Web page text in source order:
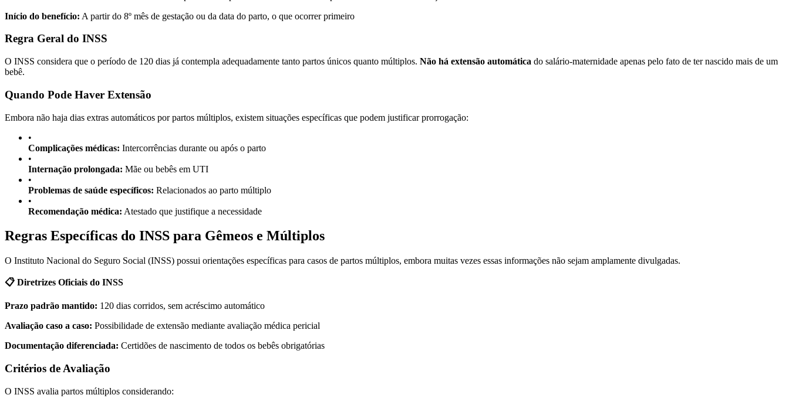
Início do benefício: A partir do 8º mês de gestação ou da data do parto, o que ocorrer primeiro
Regra Geral do INSS
O INSS considera que o período de 120 dias já contempla adequadamente tanto partos únicos quanto múltiplos. Não há extensão automática do salário-maternidade apenas pelo fato de ter nascido mais de um
bebê.
Quando Pode Haver Extensão
Embora não haja dias extras automáticos por partos múltiplos, existem situações específicas que podem justificar prorrogação:
•
Complicações médicas: Intercorrências durante ou após o parto
•
Internação prolongada: Mãe ou bebês em UTI
•
Problemas de saúde específicos: Relacionados ao parto múltiplo
•
Recomendação médica: Atestado que justifique a necessidade
Regras Específicas do INSS para Gêmeos e Múltiplos
O Instituto Nacional do Seguro Social (INSS) possui orientações específicas para casos de partos múltiplos, embora muitas vezes essas informações não sejam amplamente divulgadas.
📋 Diretrizes Oficiais do INSS
Prazo padrão mantido: 120 dias corridos, sem acréscimo automático
Avaliação caso a caso: Possibilidade de extensão mediante avaliação médica pericial
Documentação diferenciada: Certidões de nascimento de todos os bebês obrigatórias
Critérios de Avaliação
O INSS avalia partos múltiplos considerando: